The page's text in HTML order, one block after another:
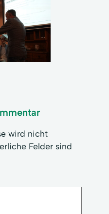
wird nicht
Felder sind